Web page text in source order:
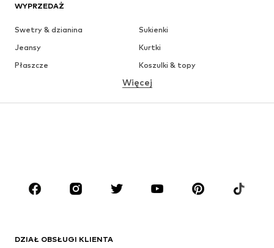
WYPRZEDAŻ
Swetry & dzianina
Sukienki
Jeansy
Kurtki
Płaszcze
Koszulki & topy
Bielizna
Akcesoria
Premium
Nowości
Więcej
DZIAŁ OBSŁUGI KLIENTA